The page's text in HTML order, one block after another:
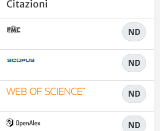
Citazioni
ND
ND
ND
ND